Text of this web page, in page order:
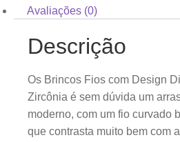
Avaliações (0)
Descrição
Os Brincos Fios com Design
Zircônia é sem dúvida um
moderno, com um fio curvado
que contrasta muito bem com